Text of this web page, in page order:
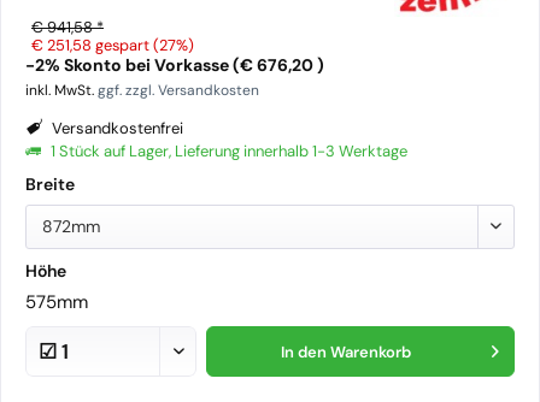
€ 941,58 *
€ 251,58 gespart (27%)
-2% Skonto bei Vorkasse (€ 676,20 )
inkl. MwSt.ggf. zzgl. Versandkosten
Versandkostenfrei
1 Stück auf Lager, Lieferung innerhalb 1-3 Werktage
Breite
872mm
Höhe
575mm
In den Warenkorb